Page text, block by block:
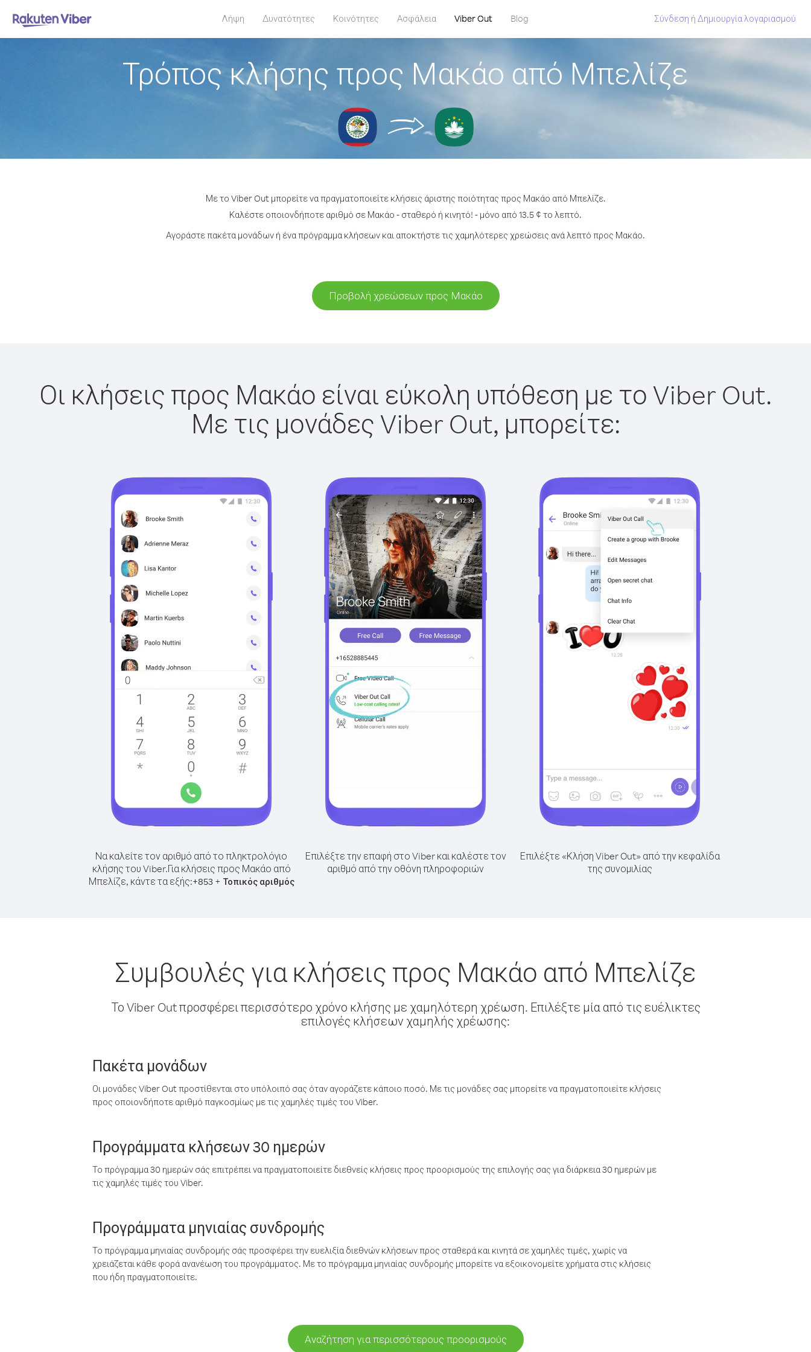
Λήψη Δυνατότητες Κοινότητες Ασφάλεια Viber Out Blog Σύνδεση ή Δημιουργία λογαριασμού
Τρόπος κλήσης προς Μακάο από Μπελίζε
Με το Viber Out μπορείτε να πραγματοποιείτε κλήσεις άριστης ποιότητας προς Μακάο από Μπελίζε.
Καλέστε οποιονδήποτε αριθμό σε Μακάο - σταθερό ή κινητό! - μόνο από 13.5 ¢ το λεπτό.
Αγοράστε πακέτα μονάδων ή ένα πρόγραμμα κλήσεων και αποκτήστε τις χαμηλότερες χρεώσεις ανά λεπτό προς Μακάο.
Προβολή χρεώσεων προς Μακάο
Οι κλήσεις προς Μακάο είναι εύκολη υπόθεση με το Viber Out.
Με τις μονάδες Viber Out, μπορείτε:
Να καλείτε τον αριθμό από το πληκτρολόγιο
κλήσης του Viber.Για κλήσεις προς Μακάο από
Μπελίζε, κάντε τα εξής:+853+ Τοπικός αριθμός
Επιλέξτε την επαφή στο Viber και καλέστε τον
αριθμό από την οθόνη πληροφοριών
Επιλέξτε «Κλήση Viber Out» από την κεφαλίδα
της συνομιλίας
Συμβουλές για κλήσεις προς Μακάο από Μπελίζε
Το Viber Out προσφέρει περισσότερο χρόνο κλήσης με χαμηλότερη χρέωση. Επιλέξτε μία από τις ευέλικτες
επιλογές κλήσεων χαμηλής χρέωσης:
Πακέτα μονάδων
Οι μονάδες Viber Out προστίθενται στο υπόλοιπό σας όταν αγοράζετε κάποιο ποσό. Με τις μονάδες σας μπορείτε να πραγματοποιείτε κλήσεις
προς οποιονδήποτε αριθμό παγκοσμίως με τις χαμηλές τιμές του Viber.
Προγράμματα κλήσεων 30 ημερών
Το πρόγραμμα 30 ημερών σάς επιτρέπει να πραγματοποιείτε διεθνείς κλήσεις προς προορισμούς της επιλογής σας για διάρκεια 30 ημερών με
τις χαμηλές τιμές του Viber.
Προγράμματα μηνιαίας συνδρομής
Το πρόγραμμα μηνιαίας συνδρομής σάς προσφέρει την ευελιξία διεθνών κλήσεων προς σταθερά και κινητά σε χαμηλές τιμές, χωρίς να
χρειάζεται κάθε φορά ανανέωση του προγράμματος. Με το πρόγραμμα μηνιαίας συνδρομής μπορείτε να εξοικονομείτε χρήματα στις κλήσεις
που ήδη πραγματοποιείτε.
Αναζήτηση για περισσότερους προορισμούς